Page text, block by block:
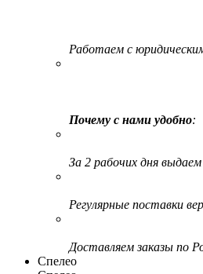
Работаем с
Почему с нами удобно:
За 2 рабочих дня
Регулярные поставки
Доставляем заказы по
Спелео